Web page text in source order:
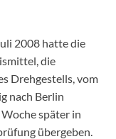
2008 hatte die
die
Drehgestells, vom
nach Berlin
später in
übergeben.